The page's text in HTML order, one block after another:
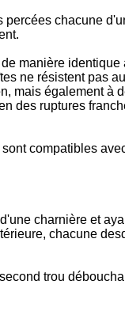
chacune
manière identique
ne résistent pas
mais également à
des ruptures
compatibles
charnière et
chacune
trou